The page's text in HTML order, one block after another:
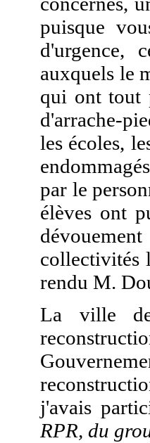
puisque
d'urgence,
auxquels le
qui ont tout
d'arrache-
les écoles,
par le
élèves ont
collectivités
rendu M.
La ville
j'avais
RPR, du